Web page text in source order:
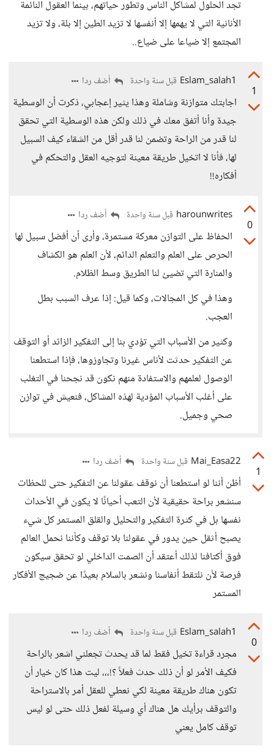
تجد الحلول لمشاكل الناس وتطور حياتهم، بينما العقول النائمة
الأنانية التي لا يهمها إلا أنفسها لا تزيد الطين إلا بلة، ولا تزيد
المجتمع إلا ضياعا على ضياع..
1
Eslam_salah1 قبل سنة واحدة أضف ردا
اجابتك متوازنة وشاملة وهذا يثير إعجابي، ذكرت أن الوسطية
جيدة وأنا أتفق معك في ذلك ولكن هذه الوسطية التي تحقق
لنا قدر من الراحة وتضمن لنا قدر أقل من الشقاء كيف السبيل
لها، فأنا لا اتخيل طريقة معينة لتوجيه العقل والتحكم في
أفكاره!!
0
harounwrites قبل سنة واحدة أضف ردا
الحفاظ على التوازن معركة مستمرة، وأرى أن أفضل سبيل لها
الحرص على العلم والتعلم الدائم، لأن العلم هو الكشاف
والمنارة التي تضيئ لنا الطريق وسط الظلام.
وهذا في كل المجالات، وكما قيل: إذا عرف السبب بطل
العجب.
وكثير من الأسباب التي تؤدي بنا إلى التفكير الزائد أو التوقف
عن التفكير حدثت لأناس غيرنا وتجاوزوها، فإذا استطعنا
الوصول لعلمهم والاستفادة منهم نكون قد نجحنا في التغلب
على أغلب الأسباب المؤدية لهذه المشاكل، فنعيش في توازن
صحي وجميل.
1
Mai_Easa22 قبل سنة واحدة أضف ردا
أظن أننا لو استطعنا أن نوقف عقولنا عن التفكير حتى للحظات
سنشعر براحة حقيقية لأن التعب أحيانًا لا يكون في الأحداث
نفسها بل في كثرة التفكير والتحليل والقلق المستمر كل شيء
يصبح أثقل حين يدور في عقولنا بلا توقف وكأننا نحمل العالم
فوق أكتافنا لذلك أعتقد أن الصمت الداخلي لو تحقق سيكون
فرصة لأن نلتقط أنفاسنا ونشعر بالسلام بعيدًا عن ضجيج الأفكار
المستمر
0
Eslam_salah1 قبل سنة واحدة أضف ردا
مجرد قراءة تخيل فقط لما قد يحدث تجعلني اشعر بالراحة
فكيف الأمر لو أن ذلك حدث فعلاً ؟!،،، ليت هذا كان خيار أن
تكون هناك طريقة معينة لكي نعطي للعقل أمر بالاستراحة
والتوقف برأيك هل هناك أي وسيلة لفعل ذلك حتى لو ليس
توقف كامل يعني